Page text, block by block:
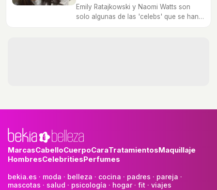
Emily Ratajkowski y Naomi Watts son
solo algunas de las 'celebs' que se han
MarcasCabelloCuerpoCaraTratamientosMaquillaje
HombresCelebritiesPerfumes
bekia.es · moda · belleza · cocina · padres · pareja ·
mascotas · salud · psicología · hogar· fit · viajes